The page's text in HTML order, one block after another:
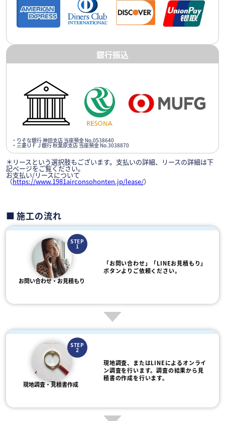
銀行振込
・りそな銀行 神田支店 当座預金 No.0538640
・三菱ＵＦＪ銀行 秋葉原支店 当座預金 No.3038870
＊リースという選択肢もございます。支払いの詳細、リースの詳細は下
記ページをご覧ください。
お支払い/リースについて
（https://www.1981airconsohonten.jp/lease/）
施工の流れ
STEP
1
お問い合わせ・お見積もり
「お問い合わせ」「LINEお見積もり」
ボタンよりご依頼ください。
STEP
2
現地調査・見積書作成
現地調査、またはLINEによるオンライ
ン調査を行います。調査の結果から見
積書の作成を行います。